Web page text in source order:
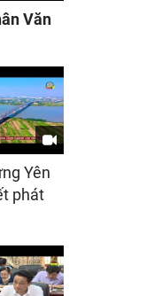
Văn
Yên
phát